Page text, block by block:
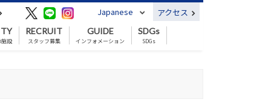
Japanese アクセス
施設
RECRUIT
スタッフ募集
GUIDE
インフォメーション
SDGs
SDGs